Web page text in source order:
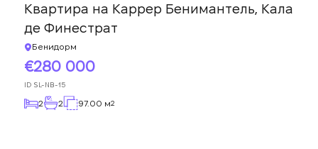
Квартира на Каррер Бенимантель, Кала
де Финестрат
Бенидорм
280 000
ID SL-NB-15
2 2 97.00 м2